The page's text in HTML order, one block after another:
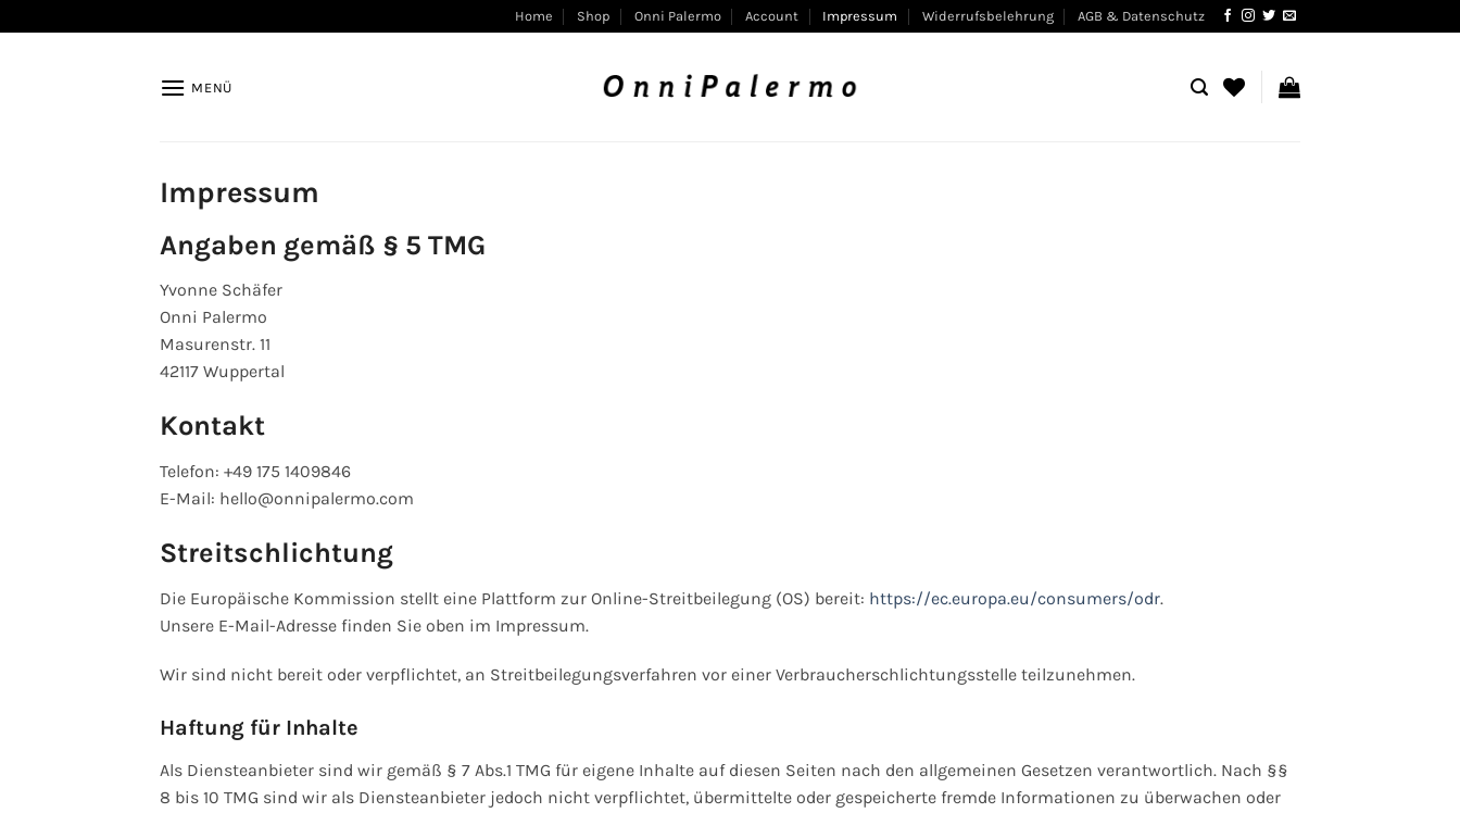
Inhalt
Home Shop Onni Palermo Account Impressum Widerrufsbelehrung AGB & Datenschutz
MENÜ
Impressum
Angaben gemäß § 5 TMG
Yvonne Schäfer
Onni Palermo
Masurenstr. 11
42117 Wuppertal
Kontakt
Telefon: +49 175 1409846
E-Mail: hello@onnipalermo.com
Streitschlichtung
Die Europäische Kommission stellt eine Plattform zur Online-Streitbeilegung (OS) bereit: https://ec.europa.eu/consumers/odr.
Unsere E-Mail-Adresse finden Sie oben im Impressum.
Wir sind nicht bereit oder verpflichtet, an Streitbeilegungsverfahren vor einer Verbraucherschlichtungsstelle teilzunehmen.
Haftung für Inhalte
Als Diensteanbieter sind wir gemäß § 7 Abs.1 TMG für eigene Inhalte auf diesen Seiten nach den allgemeinen Gesetzen verantwortlich. Nach §§
8 bis 10 TMG sind wir als Diensteanbieter jedoch nicht verpflichtet, übermittelte oder gespeicherte fremde Informationen zu überwachen oder